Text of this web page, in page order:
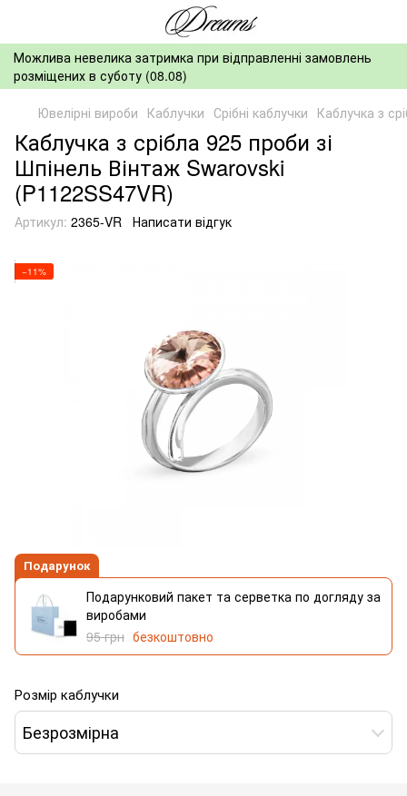
Можлива невелика затримка при відправленні замовлень
розміщених в суботу (08.08)
Ювелірні вироби Каблучки Срібні каблучки Каблучка з
Каблучка з срібла 925 проби зі
Шпінель Вінтаж Swarovski
(P1122SS47VR)
Артикул: 2365-VR Написати відгук
−11%
Подарунок
Подарунковий пакет та серветка по догляду за
виробами
95 грн безкоштовно
Розмір каблучки
Безрозмірна